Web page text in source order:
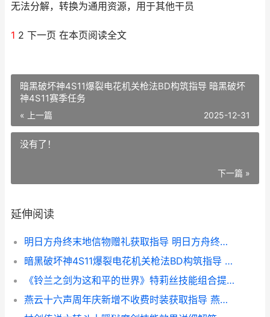
无法分解，转换为通用资源，用于其他干员
1 2 下一页 在本页阅读全文
暗黑破坏神4S11爆裂电花机关枪法BD构筑指导 暗黑破坏
神4S11赛季任务
« 上一篇 2025-12-31
没有了！
下一篇 »
延伸阅读
明日方舟终末地信物赠礼获取指导 明日方舟终末地什么时候上线
暗黑破坏神4S11爆裂电花机关枪法BD构筑指导 暗黑破坏神4S11赛季任务
《铃兰之剑为这和平的世界》特莉丝技能组合提议 铃兰之剑是手游吗
燕云十六声周年庆新增不收费时装获取指导 燕云十六声周年庆新和鸣